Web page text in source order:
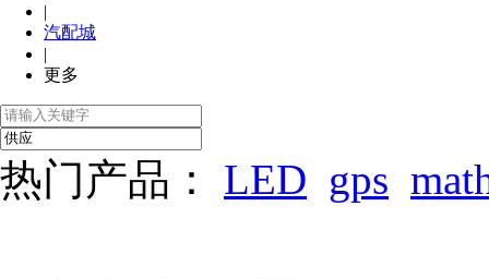
|
汽配城
|
更多
热门产品： LED gps